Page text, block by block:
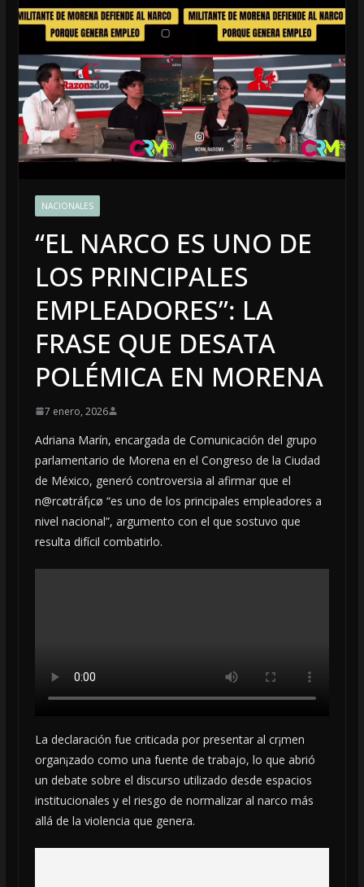
NACIONALES
“EL NARCO ES UNO DE
LOS PRINCIPALES
EMPLEADORES”: LA
FRASE QUE DESATA
POLÉMICA EN MORENA
7 enero, 2026
Adriana Marín, encargada de Comunicación del grupo
parlamentario de Morena en el Congreso de la Ciudad
de México, generó controversia al afirmar que el
n@rcøtráf¡cø “es uno de los principales empleadores a
nivel nacional”, argumento con el que sostuvo que
resulta difícil combatirlo.
La declaración fue criticada por presentar al cr¡men
organ¡zado como una fuente de trabajo, lo que abrió
un debate sobre el discurso utilizado desde espacios
institucionales y el riesgo de normalizar al narco más
allá de la violencia que genera.